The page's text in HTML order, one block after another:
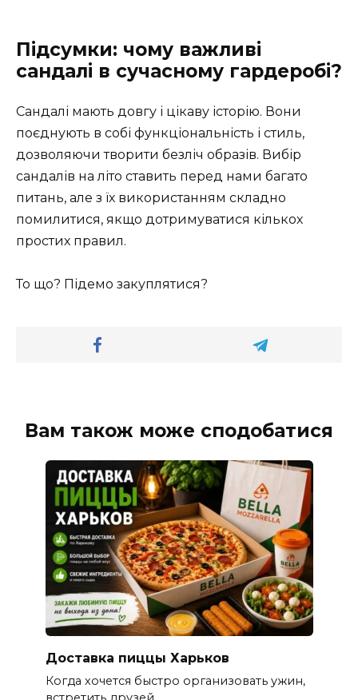
Підсумки: чому важливі
сандалі в сучасному гардеробі?
Сандалі мають довгу і цікаву історію. Вони
поєднують в собі функціональність і стиль,
дозволяючи творити безліч образів. Вибір
сандалів на літо ставить перед нами багато
питань, але з їх використанням складно
помилитися, якщо дотримуватися кількох
простих правил.
То що? Підемо закуплятися?
Вам також може сподобатися
Доставка пиццы Харьков
Когда хочется быстро организовать ужин,